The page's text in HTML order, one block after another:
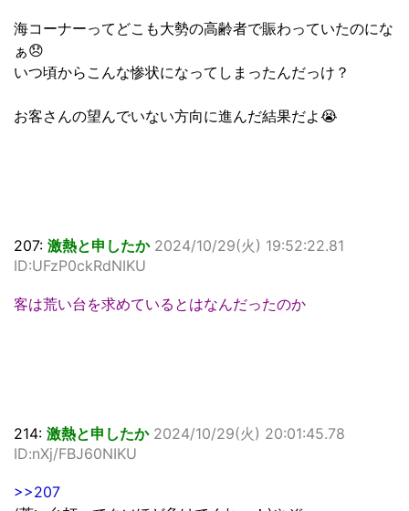
海コーナーってどこも大勢の高齢者で賑わっていたのにな
ぁ😞
いつ頃からこんな惨状になってしまったんだっけ？
お客さんの望んでいない方向に進んだ結果だよ😭
207: 激熱と申したか 2024/10/29(火) 19:52:22.81
ID:UFzP0ckRdNIKU
客は荒い台を求めているとはなんだったのか
214: 激熱と申したか 2024/10/29(火) 20:01:45.78
ID:nXj/FBJ60NIKU
>>207